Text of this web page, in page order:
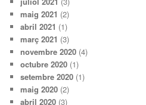
maig 2021 (2)
abril 2021 (1)
març 2021 (3)
novembre 2020 (4)
octubre 2020 (1)
setembre 2020 (1)
maig 2020 (2)
abril 2020 (3)